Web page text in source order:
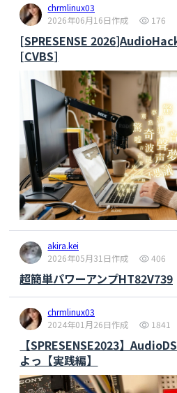
chrmlinux03
2026年06月16日作成
176
[SPRESENSE
[CVBS]
akira.kei
2026年05月31日作成
406
超簡単パワーアンプHT82V739
chrmlinux03
2024年01月26日作成
1841
【SPRESENSE2023】
よっ【実践編】